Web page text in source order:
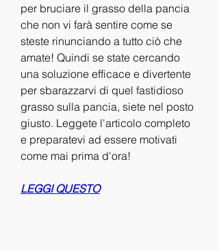
per bruciare il grasso della pancia
che non vi farà sentire come se
steste rinunciando a tutto ciò che
amate! Quindi se state cercando
una soluzione efficace e divertente
per sbarazzarvi di quel fastidioso
grasso sulla pancia, siete nel posto
giusto. Leggete l'articolo completo
e preparatevi ad essere motivati
come mai prima d'ora!
LEGGI QUESTO